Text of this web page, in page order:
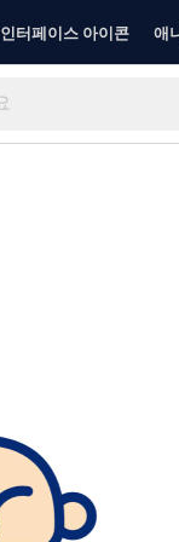
인터페이스 아이콘 애